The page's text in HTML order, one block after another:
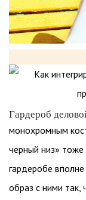
Гардероб
монохромным
черный низ»
гардеробе
образ с ними так,